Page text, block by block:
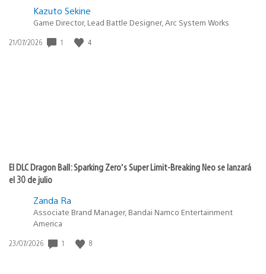
Kazuto Sekine
Game Director, Lead Battle Designer, Arc System Works
Fecha
21/07/2026 1 4
El DLC Dragon Ball: Sparking Zero’s Super Limit-Breaking Neo se lanzará
el 30 de julio
Zanda Ra
Associate Brand Manager, Bandai Namco Entertainment
America
Fecha
23/07/2026 1 8